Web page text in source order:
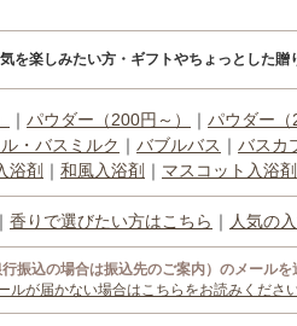
を楽しみたい方・ギフトやちょっとした贈
｜ パウダー（200円～） ｜ パウダー（
・バスミルク ｜ バブルバス ｜ バスカ
浴剤 ｜ 和風入浴剤 ｜ マスコット入浴剤
｜ 香りで選びたい方はこちら ｜ 人気の
振込の場合は振込先のご案内）のメールを
ルが届かない場合はこちらをお読みください